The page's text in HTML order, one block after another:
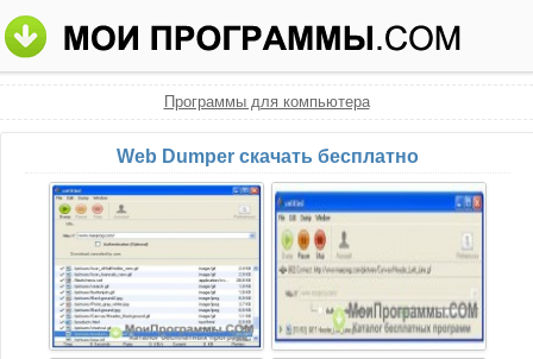
Программы для компьютера
Web Dumper скачать бесплатно